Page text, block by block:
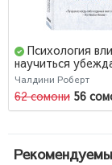
Психология
научиться
добиваться
Influence. The
of persuasion
Чалдини Роберт
62 сомони 56